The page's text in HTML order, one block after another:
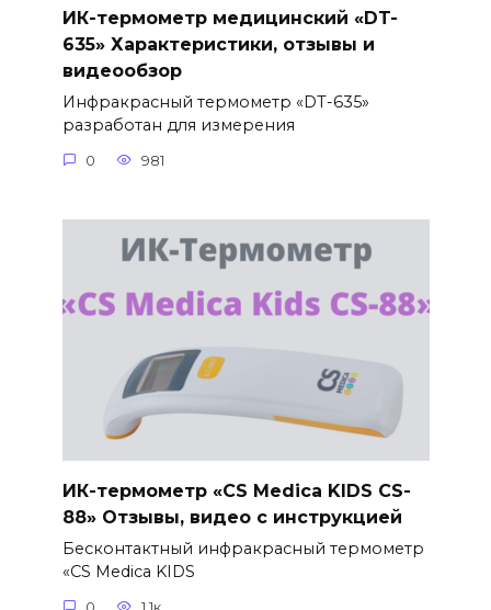
ИК-термометр медицинский «DT-
635» Характеристики, отзывы и
видеообзор
Инфракрасный термометр «DT-635»
разработан для измерения
0 981
ИК-термометр «CS Medica KIDS CS-
88» Отзывы, видео с инструкцией
Бесконтактный инфракрасный термометр
«CS Medica KIDS